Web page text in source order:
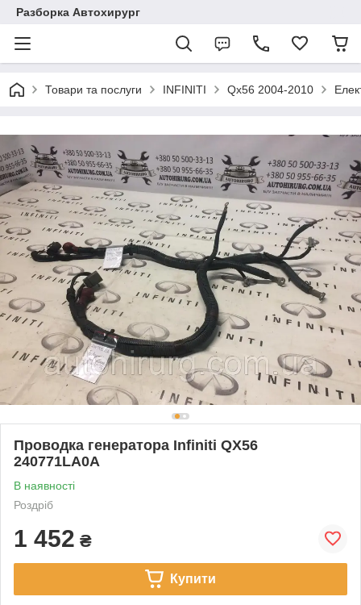
Разборка Автохирург
Товари та послуги INFINITI Qx56 2004-2010
Проводка генератора Infiniti QX56
240771LA0A
В наявності
Роздріб
1 452 ₴
Купити